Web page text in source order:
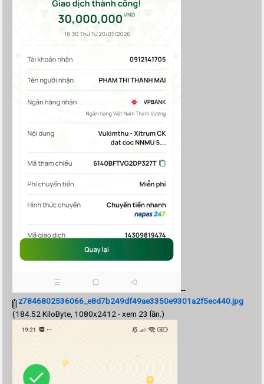
--
z7846802536066_e8d7b249df49ae3350e9301a2f5ec440.jpg
(184.52 KiloByte, 1080x2412 - xem 23 lần.)